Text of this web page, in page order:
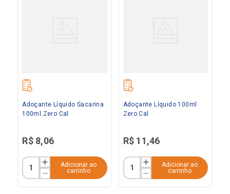
Adoçante Líquido Sacarina
100ml Zero Cal
R$ 8,06
Adicionar ao
carrinho
Adoçante Líquido 100ml
Zero Cal
R$ 11,46
Adicionar ao
carrinho